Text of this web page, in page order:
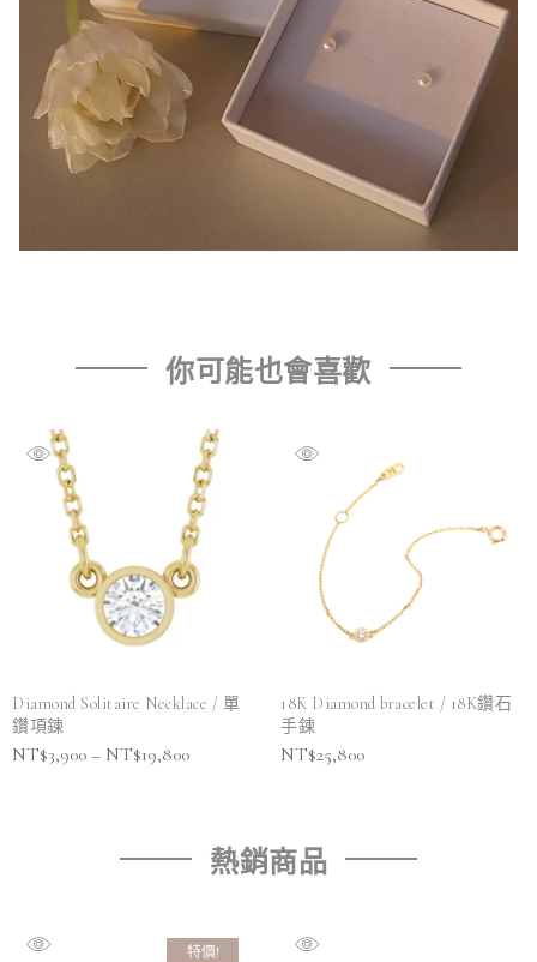
你可能也會喜歡
Diamond Solitaire Necklace / 單
鑽項鍊
NT$3,900 – NT$19,800
18K Diamond bracelet / 18K鑽石
手鍊
NT$25,800
熱銷商品
特價!